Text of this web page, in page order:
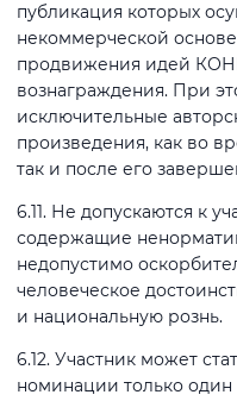
публикация которых
некоммерческой
продвижения идей
вознаграждения. При
исключительные
произведения, как во
так и после его
6.11. Не допускаются к
содержащие
недопустимо
человеческое
и национальную рознь.
6.12. Участник может
номинации только один